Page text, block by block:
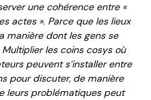
une cohérence entre «
actes ». Parce que les lieux
manière dont les gens se
les coins cosys où
peuvent s’installer entre
pour discuter, de manière
leurs problématiques peut